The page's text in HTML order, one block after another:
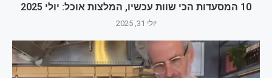
10 המסעדות הכי שוות עכשיו, המלצות אוכל: יולי 2025
יולי 31, 2025